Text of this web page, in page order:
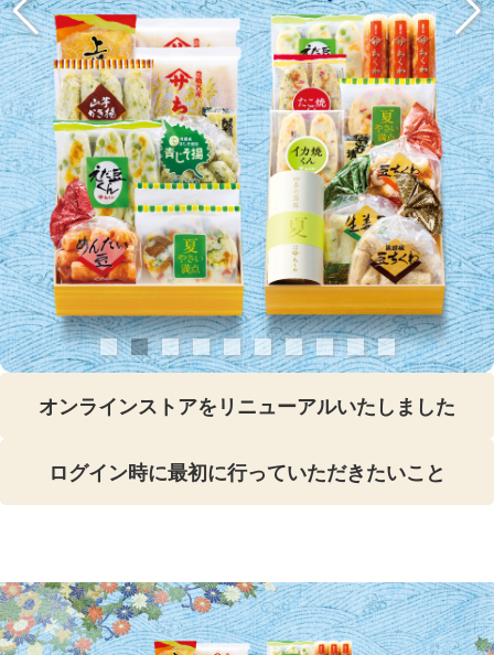
オンラインストアをリニューアルいたしました
ログイン時に最初に行っていただきたいこと